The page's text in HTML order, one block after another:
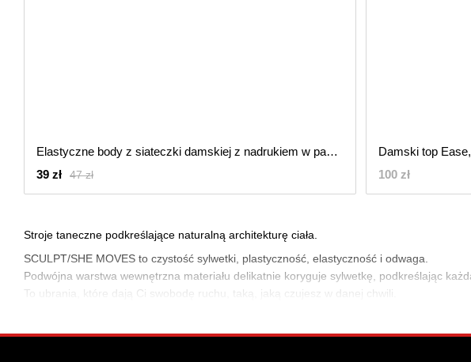
Stroje taneczne podkreślające naturalną architekturę ciała.
SCULPT/SHE MOVES to czystość sylwetki, plastyczność, elastyczność i odwaga.
Podwójna warstwa wewnętrzna materiału delikatnie koryguje sylwetkę, podkreślając
To ubrania, które dają Ci swobodę ruchu, taką, jaką czujesz w danej chwili.
Elastyczne body z siateczki damskiej z nadrukiem w panterkę Panterka, Brązowy, S
47 zł
39 zł
Damski top
100 zł